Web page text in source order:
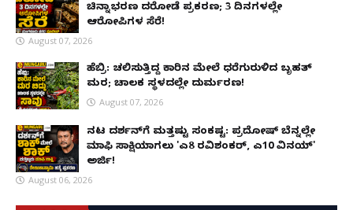
ಚಿನ್ನಾಭರಣ ದರೋಡೆ ಪ್ರಕರಣ; 3 ದಿನಗಳಲ್ಲೇ
ಆರೋಪಿಗಳ ಸೆರೆ!
August 07, 2026
ಹೆಬ್ರಿ: ಚಲಿಸುತ್ತಿದ್ದ ಕಾರಿನ ಮೇಲೆ ಧರೆಗುರುಳಿದ ಬೃಹತ್
ಮರ; ಚಾಲಕ ಸ್ಥಳದಲ್ಲೇ ದುರ್ಮರಣ!
August 07, 2026
ನಟ ದರ್ಶನ್‌ಗೆ ಮತ್ತಷ್ಟು ಸಂಕಷ್ಟ: ಪ್ರದೋಷ್ ಬೆನ್ನಲ್ಲೇ
ಮಾಫಿ ಸಾಕ್ಷಿಯಾಗಲು 'ಎ8 ರವಿಶಂಕರ್, ಎ10 ವಿನಯ್'
ಅರ್ಜಿ!
August 06, 2026